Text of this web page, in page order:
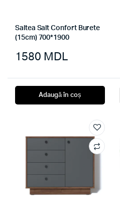
Saltea Salt Confort Burete
(15cm) 700*1900
1580 MDL
Adaugă în coș